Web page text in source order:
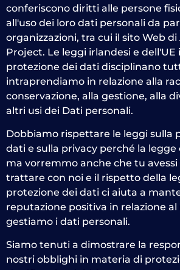
conferiscono diritti alle persone
all'uso dei loro dati personali da
organizzazioni, tra cui il sito Web
Project. Le leggi irlandesi e
protezione dei dati disciplinano
intraprendiamo in relazione alla
conservazione, alla gestione, alla
altri usi dei Dati personali.
Dobbiamo rispettare le leggi sulla
dati e sulla privacy perché la legge
ma vorremmo anche che tu
trattare con noi e il rispetto della
protezione dei dati ci aiuta a
reputazione positiva in relazione
gestiamo i dati personali.
Siamo tenuti a dimostrare la
nostri obblighi in materia di